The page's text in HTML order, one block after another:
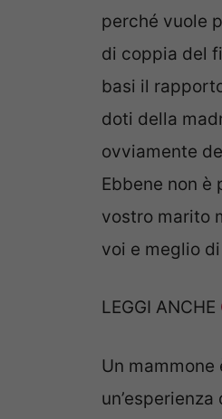
perché vuole
di coppia del
basi il
doti della
ovviamente
Ebbene non è
vostro marito
voi e meglio
LEGGI ANCHE
Un